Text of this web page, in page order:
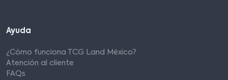
Ayuda
¿Cómo funciona TCG Land México?
Atención al cliente
FAQs